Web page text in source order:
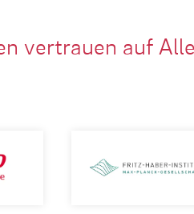
vertrauen auf